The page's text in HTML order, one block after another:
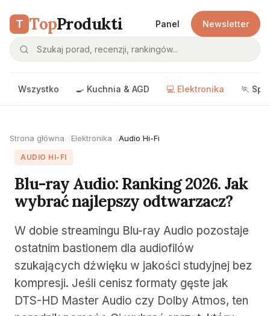
T TopProdukti Panel Newsletter
Wszystko 🍳 Kuchnia & AGD 💻 Elektronika 🏃
Strona główna Elektronika Audio Hi-Fi
AUDIO HI-FI
Blu-ray Audio: Ranking 2026. Jak
wybrać najlepszy odtwarzacz?
W dobie streamingu Blu-ray Audio pozostaje
ostatnim bastionem dla audiofilów
szukających dźwięku w jakości studyjnej bez
kompresji. Jeśli cenisz formaty gęste jak
DTS-HD Master Audio czy Dolby Atmos, ten